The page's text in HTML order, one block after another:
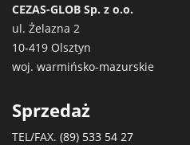
CEZAS-GLOB Sp. z o.o.
ul. Żelazna 2
10-419 Olsztyn
woj. warmińsko-mazurskie
Sprzedaż
TEL/FAX. (89) 533 54 27